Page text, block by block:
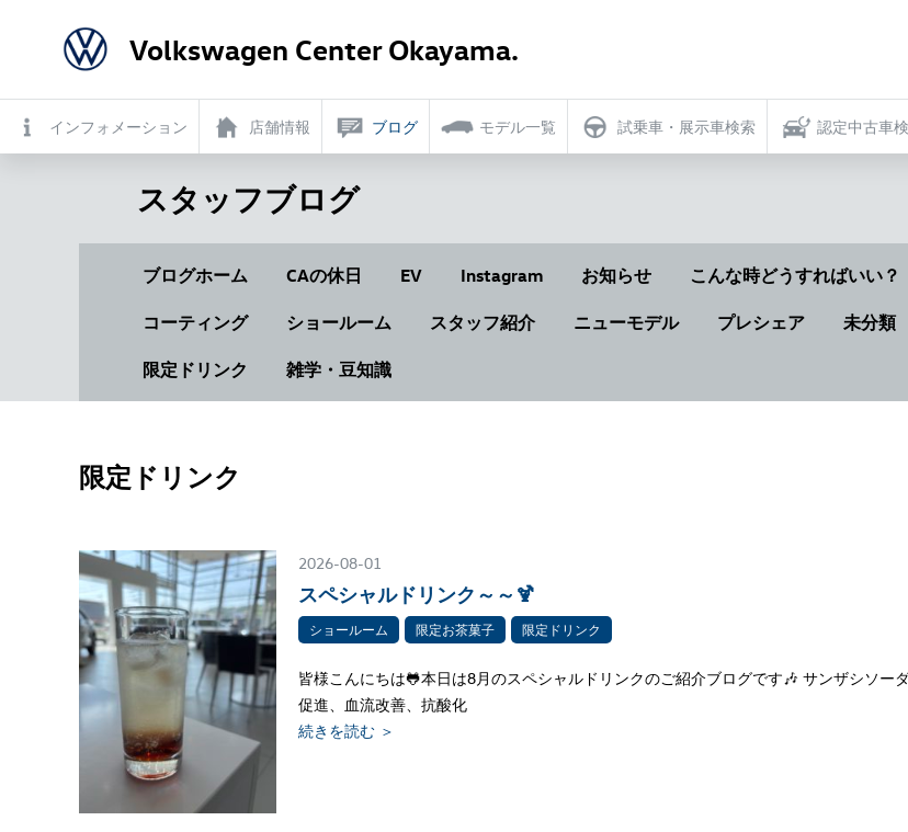
Volkswagen Center Okayama.
インフォメーション 店舗情報 ブログ モデル一覧 試乗車・展示車検索 認定中古車
スタッフブログ
ブログホーム CAの休日 EV Instagram お知らせ こんな時どうすればいい？
コーティング ショールーム スタッフ紹介 ニューモデル プレシェア 未分類
限定ドリンク 雑学・豆知識
限定ドリンク
2026-08-01
スペシャルドリンク～～🍹
ショールーム 限定お茶菓子 限定ドリンク
皆様こんにちは🐸本日は8月のスペシャルドリンクのご紹介ブログです🎶 サンザシソー
促進、血流改善、抗酸化
続きを読む ＞